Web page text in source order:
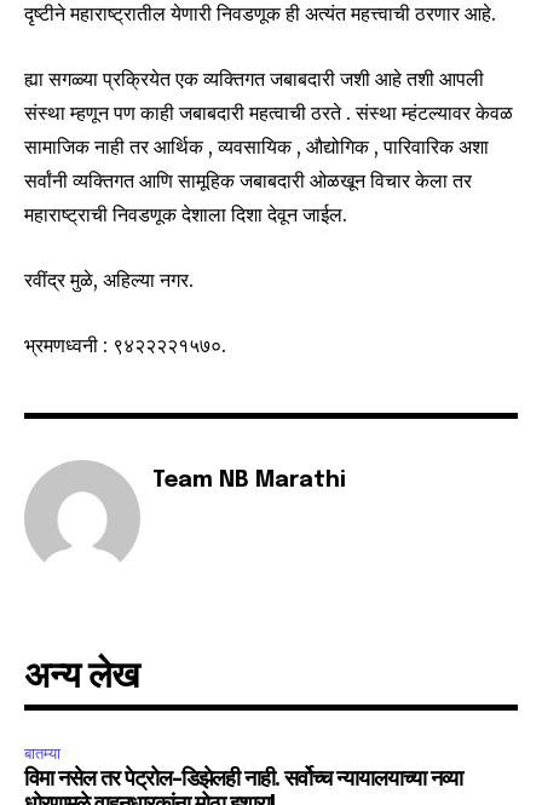
दृष्टीने महाराष्ट्रातील येणारी निवडणूक ही अत्यंत महत्त्वाची ठरणार आहे.
ह्या सगळ्या प्रक्रियेत एक व्यक्तिगत जबाबदारी जशी आहे तशी आपली
संस्था म्हणून पण काही जबाबदारी महत्वाची ठरते . संस्था म्हंटल्यावर केवळ
सामाजिक नाही तर आर्थिक , व्यवसायिक , औद्योगिक , पारिवारिक अशा
सर्वांनी व्यक्तिगत आणि सामूहिक जबाबदारी ओळखून विचार केला तर
महाराष्ट्राची निवडणूक देशाला दिशा देवून जाईल.
रवींद्र मुळे, अहिल्या नगर.
भ्रमणध्वनी : ९४२२२२१५७०.
Team NB Marathi
अन्य लेख
बातम्या
विमा नसेल तर पेट्रोल-डिझेलही नाही. सर्वोच्च न्यायालयाच्या नव्या